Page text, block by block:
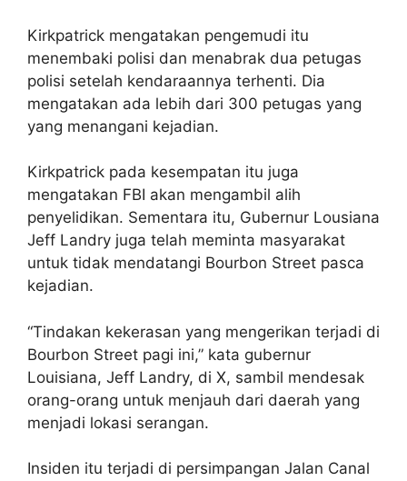
Kirkpatrick mengatakan pengemudi itu
menembaki polisi dan menabrak dua petugas
polisi setelah kendaraannya terhenti. Dia
mengatakan ada lebih dari 300 petugas yang
yang menangani kejadian.
Kirkpatrick pada kesempatan itu juga
mengatakan FBI akan mengambil alih
penyelidikan. Sementara itu, Gubernur Lousiana
Jeff Landry juga telah meminta masyarakat
untuk tidak mendatangi Bourbon Street pasca
kejadian.
“Tindakan kekerasan yang mengerikan terjadi di
Bourbon Street pagi ini,” kata gubernur
Louisiana, Jeff Landry, di X, sambil mendesak
orang-orang untuk menjauh dari daerah yang
menjadi lokasi serangan.
Insiden itu terjadi di persimpangan Jalan Canal